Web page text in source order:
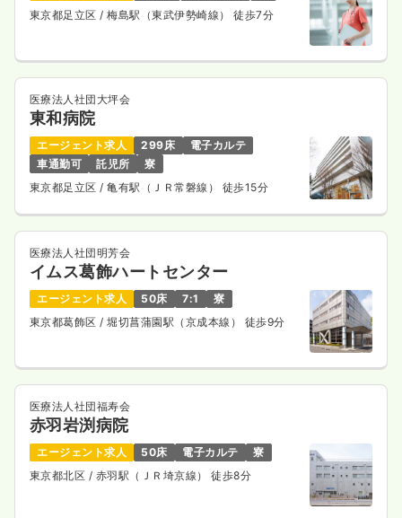
東京都足立区/ 梅島駅（東武伊勢崎線） 徒歩7分
医療法人社団大坪会
東和病院
エージェント求人 299床
電子カルテ
車通勤可
託児所
寮
東京都足立区 / 亀有駅（ＪＲ常磐線） 徒歩15分
医療法人社団明芳会
イムス葛飾ハートセンター
エージェント求人 50床 7:1
寮
東京都葛飾区/ 堀切菖蒲園駅（京成本線） 徒歩9分
医療法人社団福寿会
赤羽岩渕病院
エージェント求人 50床 電子カルテ
寮
東京都北区 / 赤羽駅（ＪＲ埼京線） 徒歩8分